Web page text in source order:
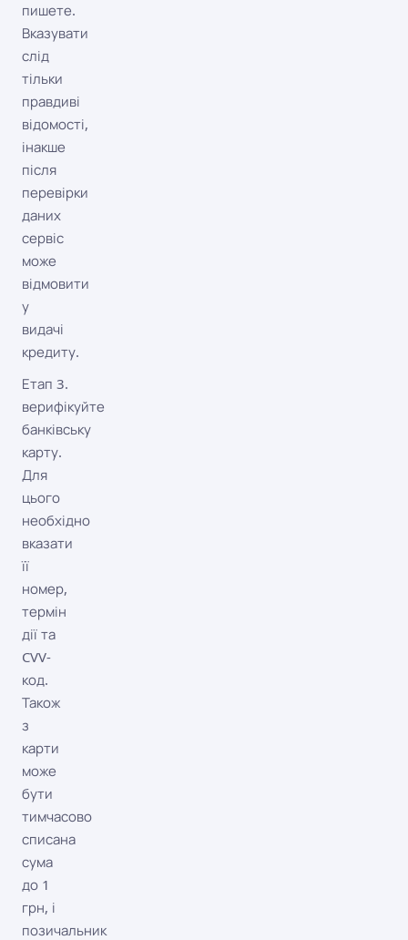
пишете.
Вказувати
слід
тільки
правдиві
відомості,
інакше
після
перевірки
даних
сервіс
може
відмовити
у
видачі
кредиту.
Етап 3.
верифікуйте
банківську
карту.
Для
цього
необхідно
вказати
її
номер,
термін
дії та
CVV-
код.
Також
з
карти
може
бути
тимчасово
списана
сума
до 1
грн, і
позичальник